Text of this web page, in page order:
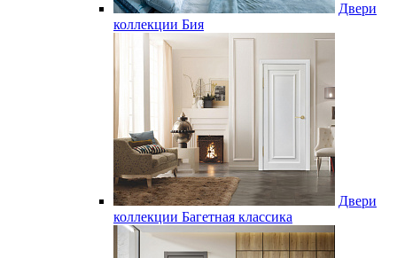
Двери
коллекции Бия
Двери
коллекции Багетная классика